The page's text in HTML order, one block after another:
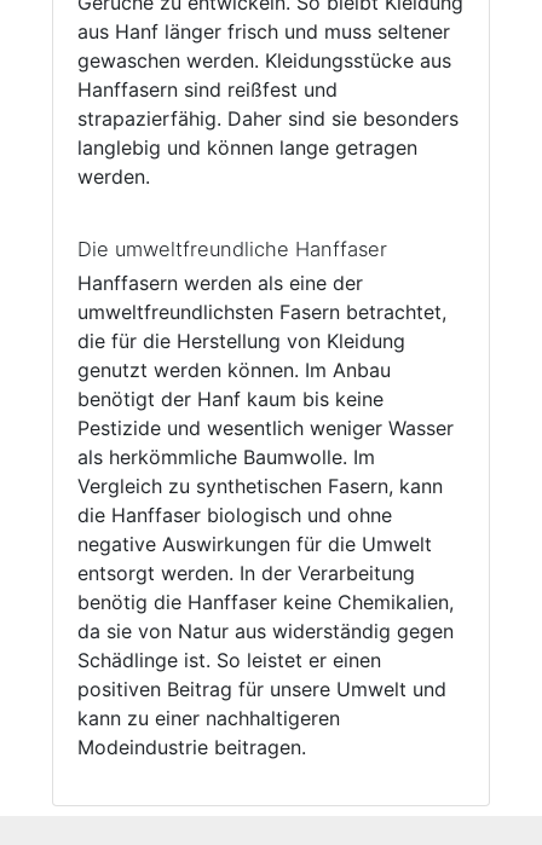
aus Hanf länger frisch und muss seltener
gewaschen werden. Kleidungsstücke aus
Hanffasern sind reißfest und
strapazierfähig. Daher sind sie besonders
langlebig und können lange getragen
werden.
Die umweltfreundliche Hanffaser
Hanffasern werden als eine der
umweltfreundlichsten Fasern betrachtet,
die für die Herstellung von Kleidung
genutzt werden können. Im Anbau
benötigt der Hanf kaum bis keine
Pestizide und wesentlich weniger Wasser
als herkömmliche Baumwolle. Im
Vergleich zu synthetischen Fasern, kann
die Hanffaser biologisch und ohne
negative Auswirkungen für die Umwelt
entsorgt werden. In der Verarbeitung
benötig die Hanffaser keine Chemikalien,
da sie von Natur aus widerständig gegen
Schädlinge ist. So leistet er einen
positiven Beitrag für unsere Umwelt und
kann zu einer nachhaltigeren
Modeindustrie beitragen.